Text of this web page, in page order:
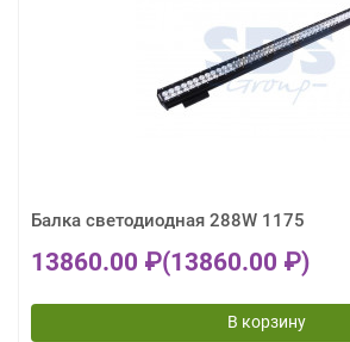
Балка светодиодная 288W 1175
13860.00 ₽(13860.00 ₽)
В корзину